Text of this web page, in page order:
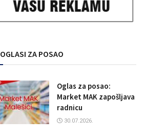
OGLASI ZA POSAO
Oglas za posao:
Market MAK zapošljava
radnicu
30.07.2026.